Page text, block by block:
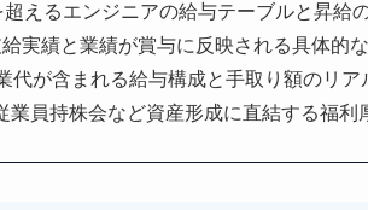
えるエンジニアの給与テーブルと昇給
実績と業績が賞与に反映される具体的
代が含まれる給与構成と手取り額のリア
業員持株会など資産形成に直結する福利